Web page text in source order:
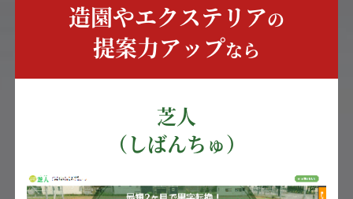
造園やエクステリアの
提案力アップなら
芝人
（しばんちゅ）